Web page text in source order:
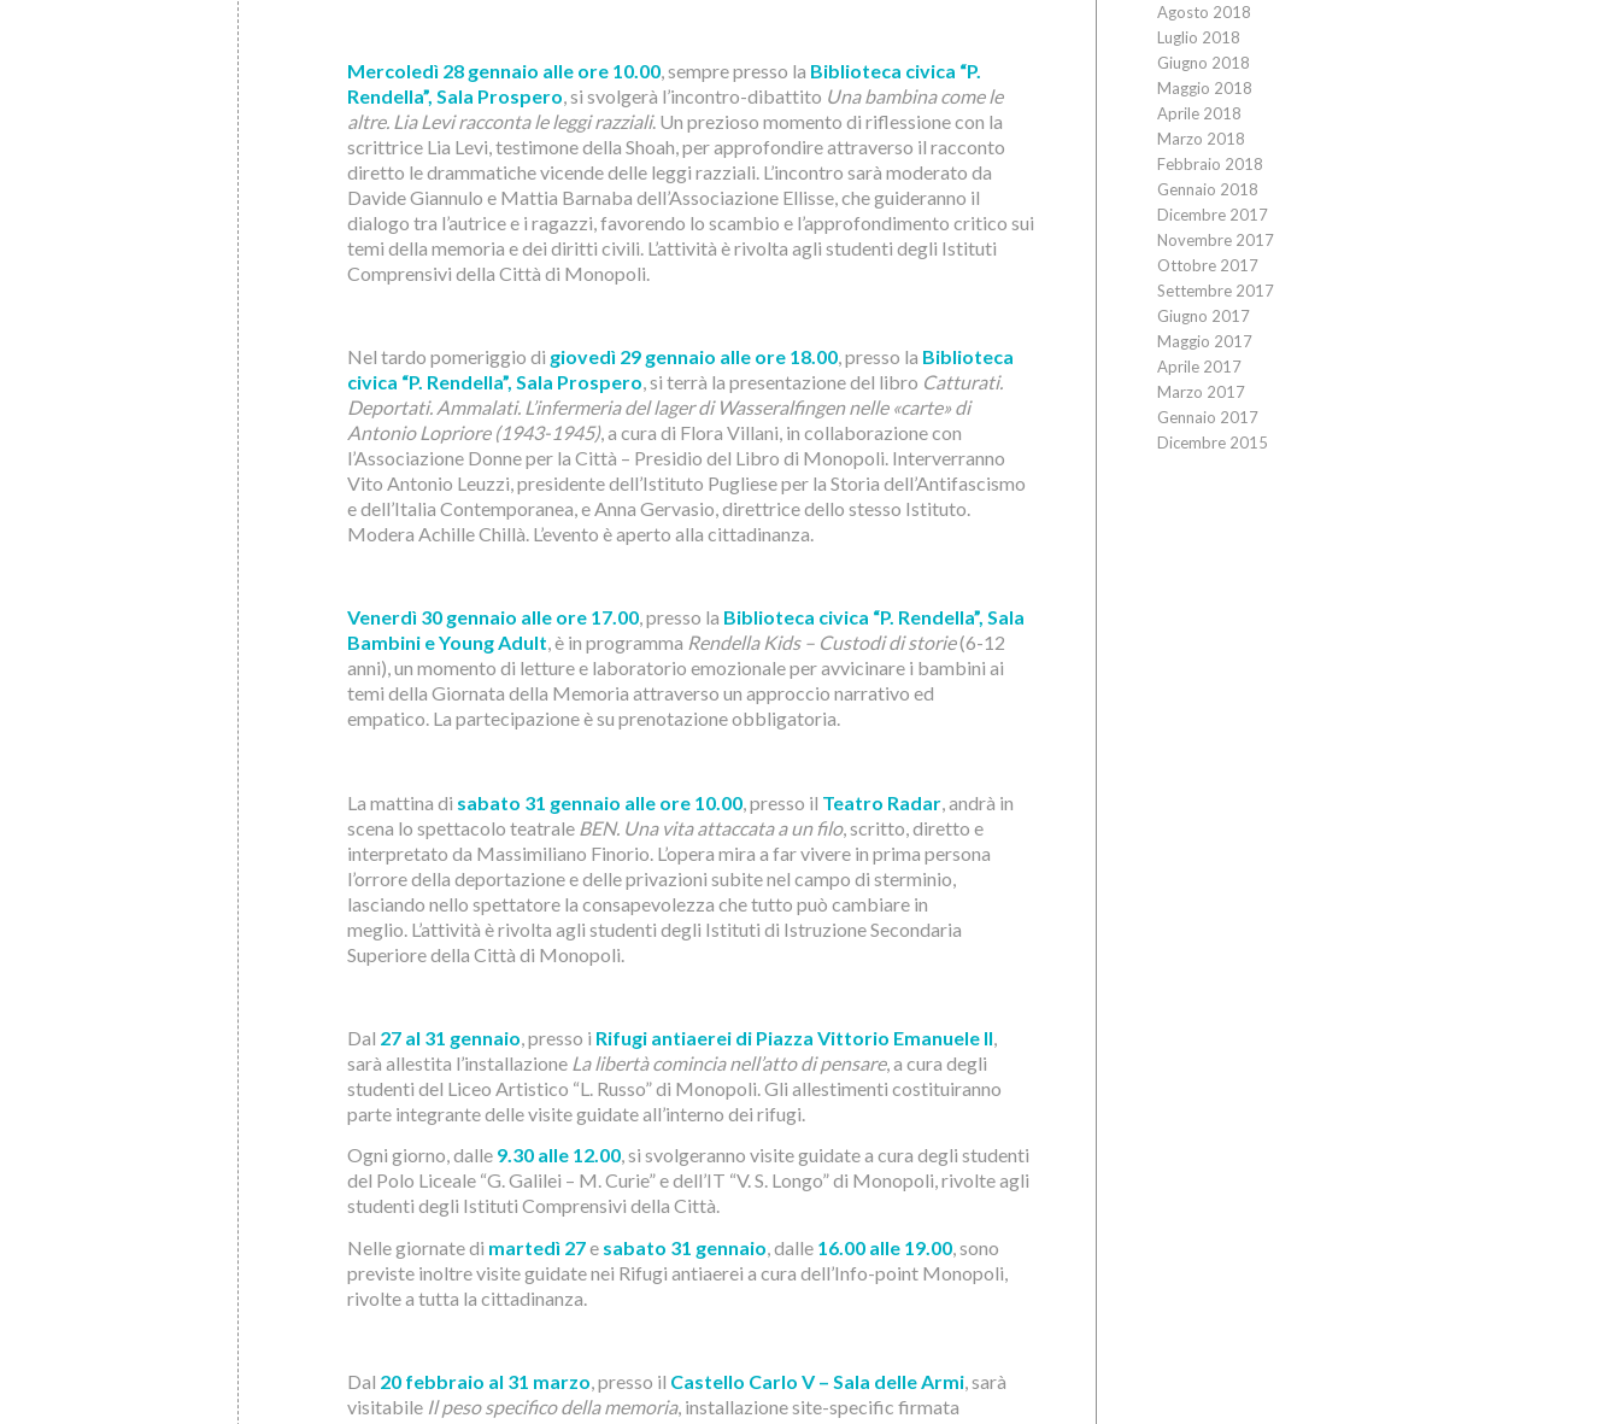
Mercoledì 28 gennaio alle ore 10.00, sempre presso la Biblioteca civica “P.
Rendella”, Sala Prospero, si svolgerà l’incontro-dibattito Una bambina come le
altre. Lia Levi racconta le leggi razziali. Un prezioso momento di riflessione con la
scrittrice Lia Levi, testimone della Shoah, per approfondire attraverso il racconto
diretto le drammatiche vicende delle leggi razziali. L’incontro sarà moderato da
Davide Giannulo e Mattia Barnaba dell’Associazione Ellisse, che guideranno il
dialogo tra l’autrice e i ragazzi, favorendo lo scambio e l’approfondimento critico sui
temi della memoria e dei diritti civili. L’attività è rivolta agli studenti degli Istituti
Comprensivi della Città di Monopoli.
Nel tardo pomeriggio di giovedì 29 gennaio alle ore 18.00, presso la Biblioteca
civica “P. Rendella”, Sala Prospero, si terrà la presentazione del libro Catturati.
Deportati. Ammalati. L’infermeria del lager di Wasseralfingen nelle «carte» di
Antonio Lopriore (1943-1945), a cura di Flora Villani, in collaborazione con
l’Associazione Donne per la Città – Presidio del Libro di Monopoli. Interverranno
Vito Antonio Leuzzi, presidente dell’Istituto Pugliese per la Storia dell’Antifascismo
e dell’Italia Contemporanea, e Anna Gervasio, direttrice dello stesso Istituto.
Modera Achille Chillà. L’evento è aperto alla cittadinanza.
Venerdì 30 gennaio alle ore 17.00, presso la Biblioteca civica “P. Rendella”, Sala
Bambini e Young Adult, è in programma Rendella Kids – Custodi di storie(6-12
anni), un momento di letture e laboratorio emozionale per avvicinare i bambini ai
temi della Giornata della Memoria attraverso un approccio narrativo ed
empatico. La partecipazione è su prenotazione obbligatoria.
La mattina di sabato 31 gennaio alle ore 10.00 , presso il Teatro Radar , andrà in
scena lo spettacolo teatrale BEN. Una vita attaccata a un filo, scritto, diretto e
interpretato da Massimiliano Finorio. L’opera mira a far vivere in prima persona
l’orrore della deportazione e delle privazioni subite nel campo di sterminio,
lasciando nello spettatore la consapevolezza che tutto può cambiare in
meglio. L’attività è rivolta agli studenti degli Istituti di Istruzione Secondaria
Superiore della Città di Monopoli.
Dal 27 al 31 gennaio, presso i Rifugi antiaerei di Piazza Vittorio Emanuele II,
sarà allestita l’installazione La libertà comincia nell’atto di pensare, a cura degli
studenti del Liceo Artistico “L. Russo” di Monopoli. Gli allestimenti costituiranno
parte integrante delle visite guidate all’interno dei rifugi.
Ogni giorno, dalle 9.30 alle 12.00, si svolgeranno visite guidate a cura degli studenti
del Polo Liceale “G. Galilei – M. Curie” e dell’IT “V. S. Longo” di Monopoli, rivolte agli
studenti degli Istituti Comprensivi della Città.
Nelle giornate di martedì 27e sabato 31 gennaio, dalle 16.00 alle 19.00, sono
previste inoltre visite guidate nei Rifugi antiaerei a cura dell’Info-point Monopoli,
rivolte a tutta la cittadinanza.
Dal 20 febbraio al 31 marzo, presso il Castello Carlo V – Sala delle Armi, sarà
visitabile Il peso specifico della memoria, installazione site-specific firmata
Agosto 2018
Luglio 2018
Giugno 2018
Maggio 2018
Aprile 2018
Marzo 2018
Febbraio 2018
Gennaio 2018
Dicembre 2017
Novembre 2017
Ottobre 2017
Settembre 2017
Giugno 2017
Maggio 2017
Aprile 2017
Marzo 2017
Gennaio 2017
Dicembre 2015